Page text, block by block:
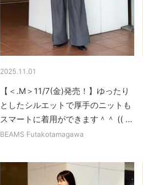
2025.11.01
【＜.M＞11/7(金)発売！】ゆったり
としたシルエットで厚手のニットも
スマートに着用ができます＾＾ (( ...
BEAMS Futakotamagawa